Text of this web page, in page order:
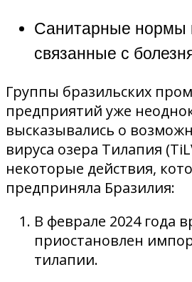
Санитарные нормы
связанные с
Группы бразильских
предприятий уже
высказывались о
вируса озера Тилапия
некоторые действия,
предприняла Бразилия:
В феврале 2024 года
приостановлен
тилапии.